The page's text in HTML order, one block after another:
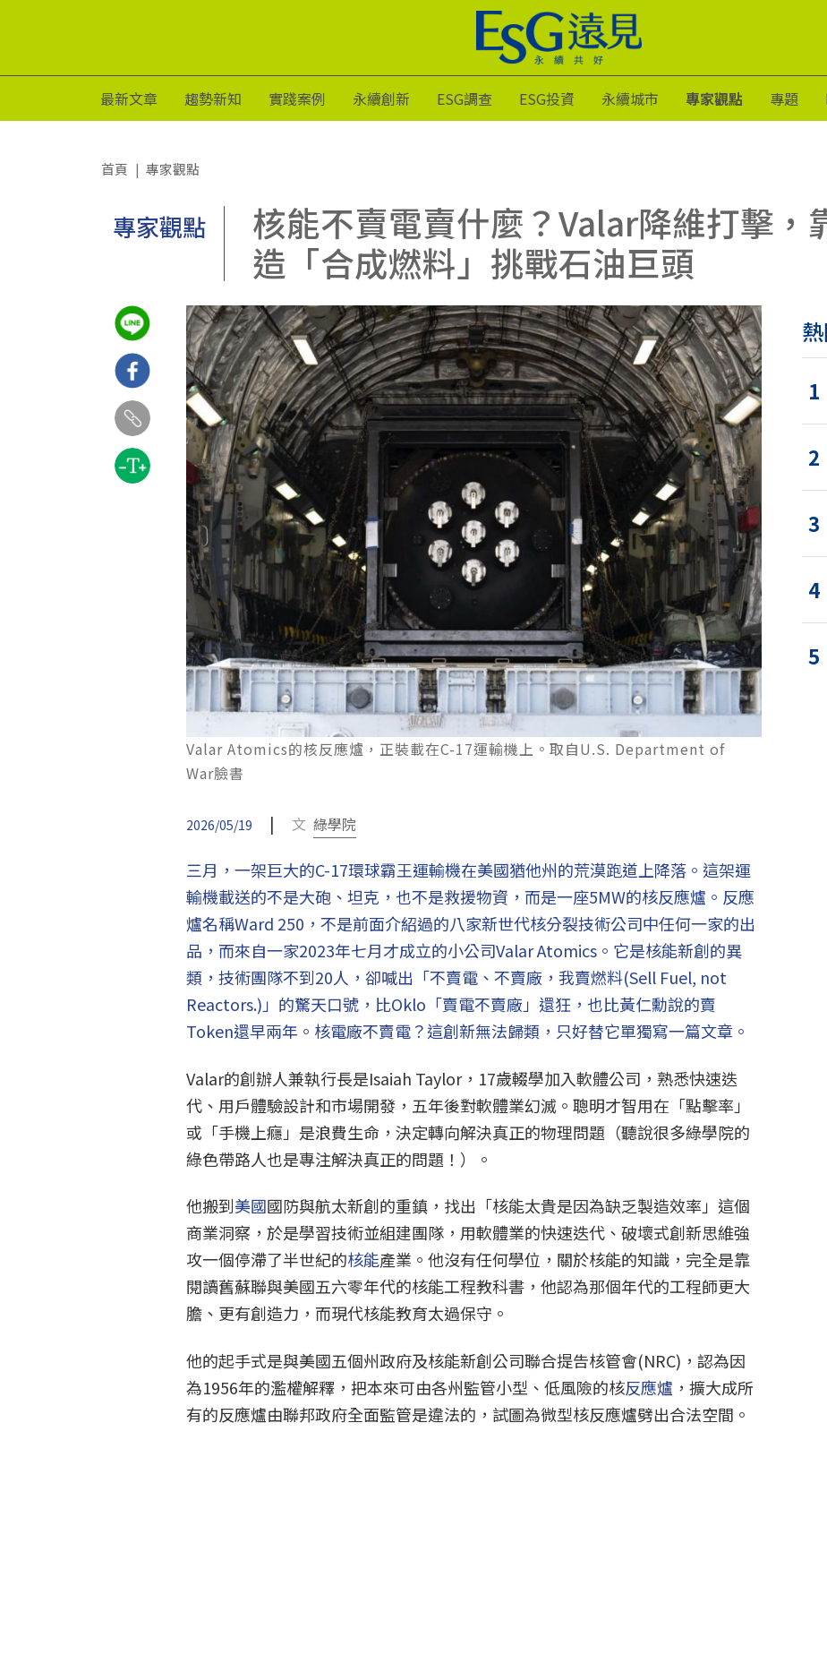
最新文章 趨勢新知 實踐案例 永續創新 ESG調查 ESG投資 永續城市 專家觀點 專題
首頁 專家觀點
專家觀點
核能不賣電賣什麼？Valar降維打擊，
造「合成燃料」挑戰石油巨頭
Valar Atomics的核反應爐，正裝載在C-17運輸機上。取自U.S. Department of
War 臉書
2026/05/19 | 文 綠學院
三月，一架巨大的C-17環球霸王運輸機在美國猶他州的荒漠跑道上降落。這架運
輸機載送的不是大砲、坦克，也不是救援物資，而是一座5MW的核反應爐。反應
爐名稱Ward 250，不是前面介紹過的八家新世代核分裂技術公司中任何一家的出
品，而來自一家2023年七月才成立的小公司Valar Atomics。它是核能新創的異
類，技術團隊不到20人，卻喊出「不賣電、不賣廠，我賣燃料(Sell Fuel, not
Reactors.)」的驚天口號，比Oklo「賣電不賣廠」還狂，也比黃仁勳說的賣
Token還早兩年。核電廠不賣電？這創新無法歸類，只好替它單獨寫一篇文章。
Valar的創辦人兼執行長是Isaiah Taylor，17歲輟學加入軟體公司，熟悉快速迭
代、用戶體驗設計和市場開發，五年後對軟體業幻滅。聰明才智用在「點擊率」
或「手機上癮」是浪費生命，決定轉向解決真正的物理問題（聽說很多綠學院的
綠色帶路人也是專注解決真正的問題！）。
他搬到美國國防與航太新創的重鎮，找出「核能太貴是因為缺乏製造效率」這個
商業洞察，於是學習技術並組建團隊，用軟體業的快速迭代、破壞式創新思維強
攻一個停滯了半世紀的核能產業。他沒有任何學位，關於核能的知識，完全是靠
閱讀舊蘇聯與美國五六零年代的核能工程教科書，他認為那個年代的工程師更大
膽、更有創造力，而現代核能教育太過保守。
他的起手式是與美國五個州政府及核能新創公司聯合提告核管會(NRC)，認為因
為1956年的濫權解釋，把本來可由各州監管小型、低風險的核反應爐 ，擴大成所
有的反應爐由聯邦政府全面監管是違法的，試圖為微型核反應爐劈出合法空間。
1
2
3
4
5